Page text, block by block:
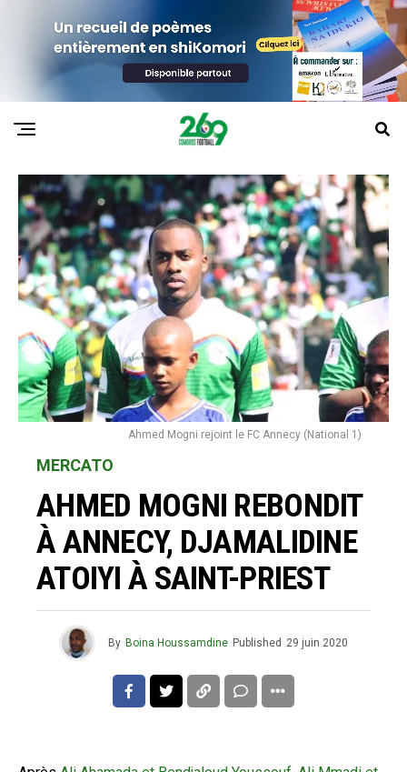
Ahmed Mogni rejoint le FC Annecy (National 1)
MERCATO
AHMED MOGNI REBONDIT
À ANNECY, DJAMALIDINE
ATOIYI À SAINT-PRIEST
By Boina Houssamdine Published 29 juin 2020